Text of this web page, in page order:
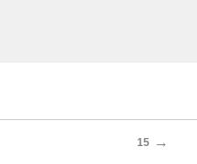
15 →